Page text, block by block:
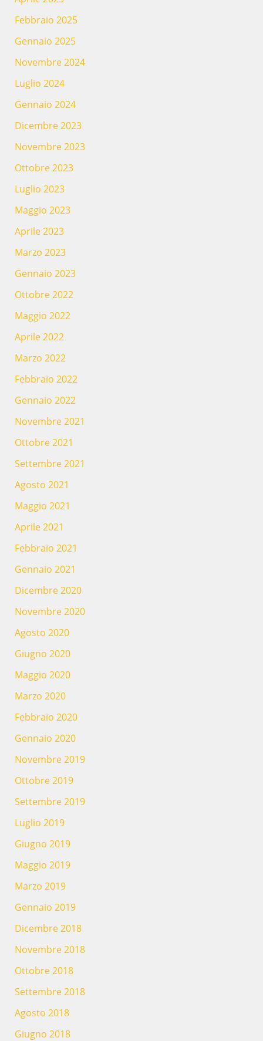
Febbraio 2025
Gennaio 2025
Novembre 2024
Luglio 2024
Gennaio 2024
Dicembre 2023
Novembre 2023
Ottobre 2023
Luglio 2023
Maggio 2023
Aprile 2023
Marzo 2023
Gennaio 2023
Ottobre 2022
Maggio 2022
Aprile 2022
Marzo 2022
Febbraio 2022
Gennaio 2022
Novembre 2021
Ottobre 2021
Settembre 2021
Agosto 2021
Maggio 2021
Aprile 2021
Febbraio 2021
Gennaio 2021
Dicembre 2020
Novembre 2020
Agosto 2020
Giugno 2020
Maggio 2020
Marzo 2020
Febbraio 2020
Gennaio 2020
Novembre 2019
Ottobre 2019
Settembre 2019
Luglio 2019
Giugno 2019
Maggio 2019
Marzo 2019
Gennaio 2019
Dicembre 2018
Novembre 2018
Ottobre 2018
Settembre 2018
Agosto 2018
Giugno 2018